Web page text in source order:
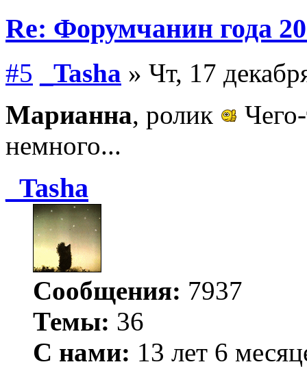
Re: Форумчанин
#5 _Tasha » Чт, 17
Марианна, ролик
немного...
_Tasha
Сообщения: 7937
Темы: 36
С нами: 13 лет 6